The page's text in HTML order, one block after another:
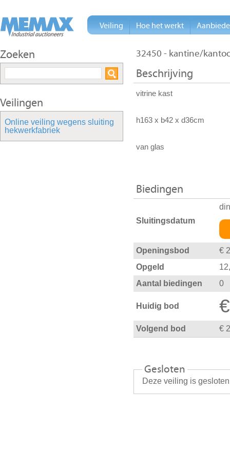
32450 - kantine/
Beschrijving
vitrine kast
h163 x b42 x d36cm
van glas
Biedingen
Sluitingsdatum
Openingsbod
€
Opgeld
Aantal biedingen
0
Huidig bod
Volgend bod €
Gesloten
Deze veiling is
Zoeken
Veilingen
Online veiling wegens sluiting
hekwerkfabriek
Veiling Hoe het werkt